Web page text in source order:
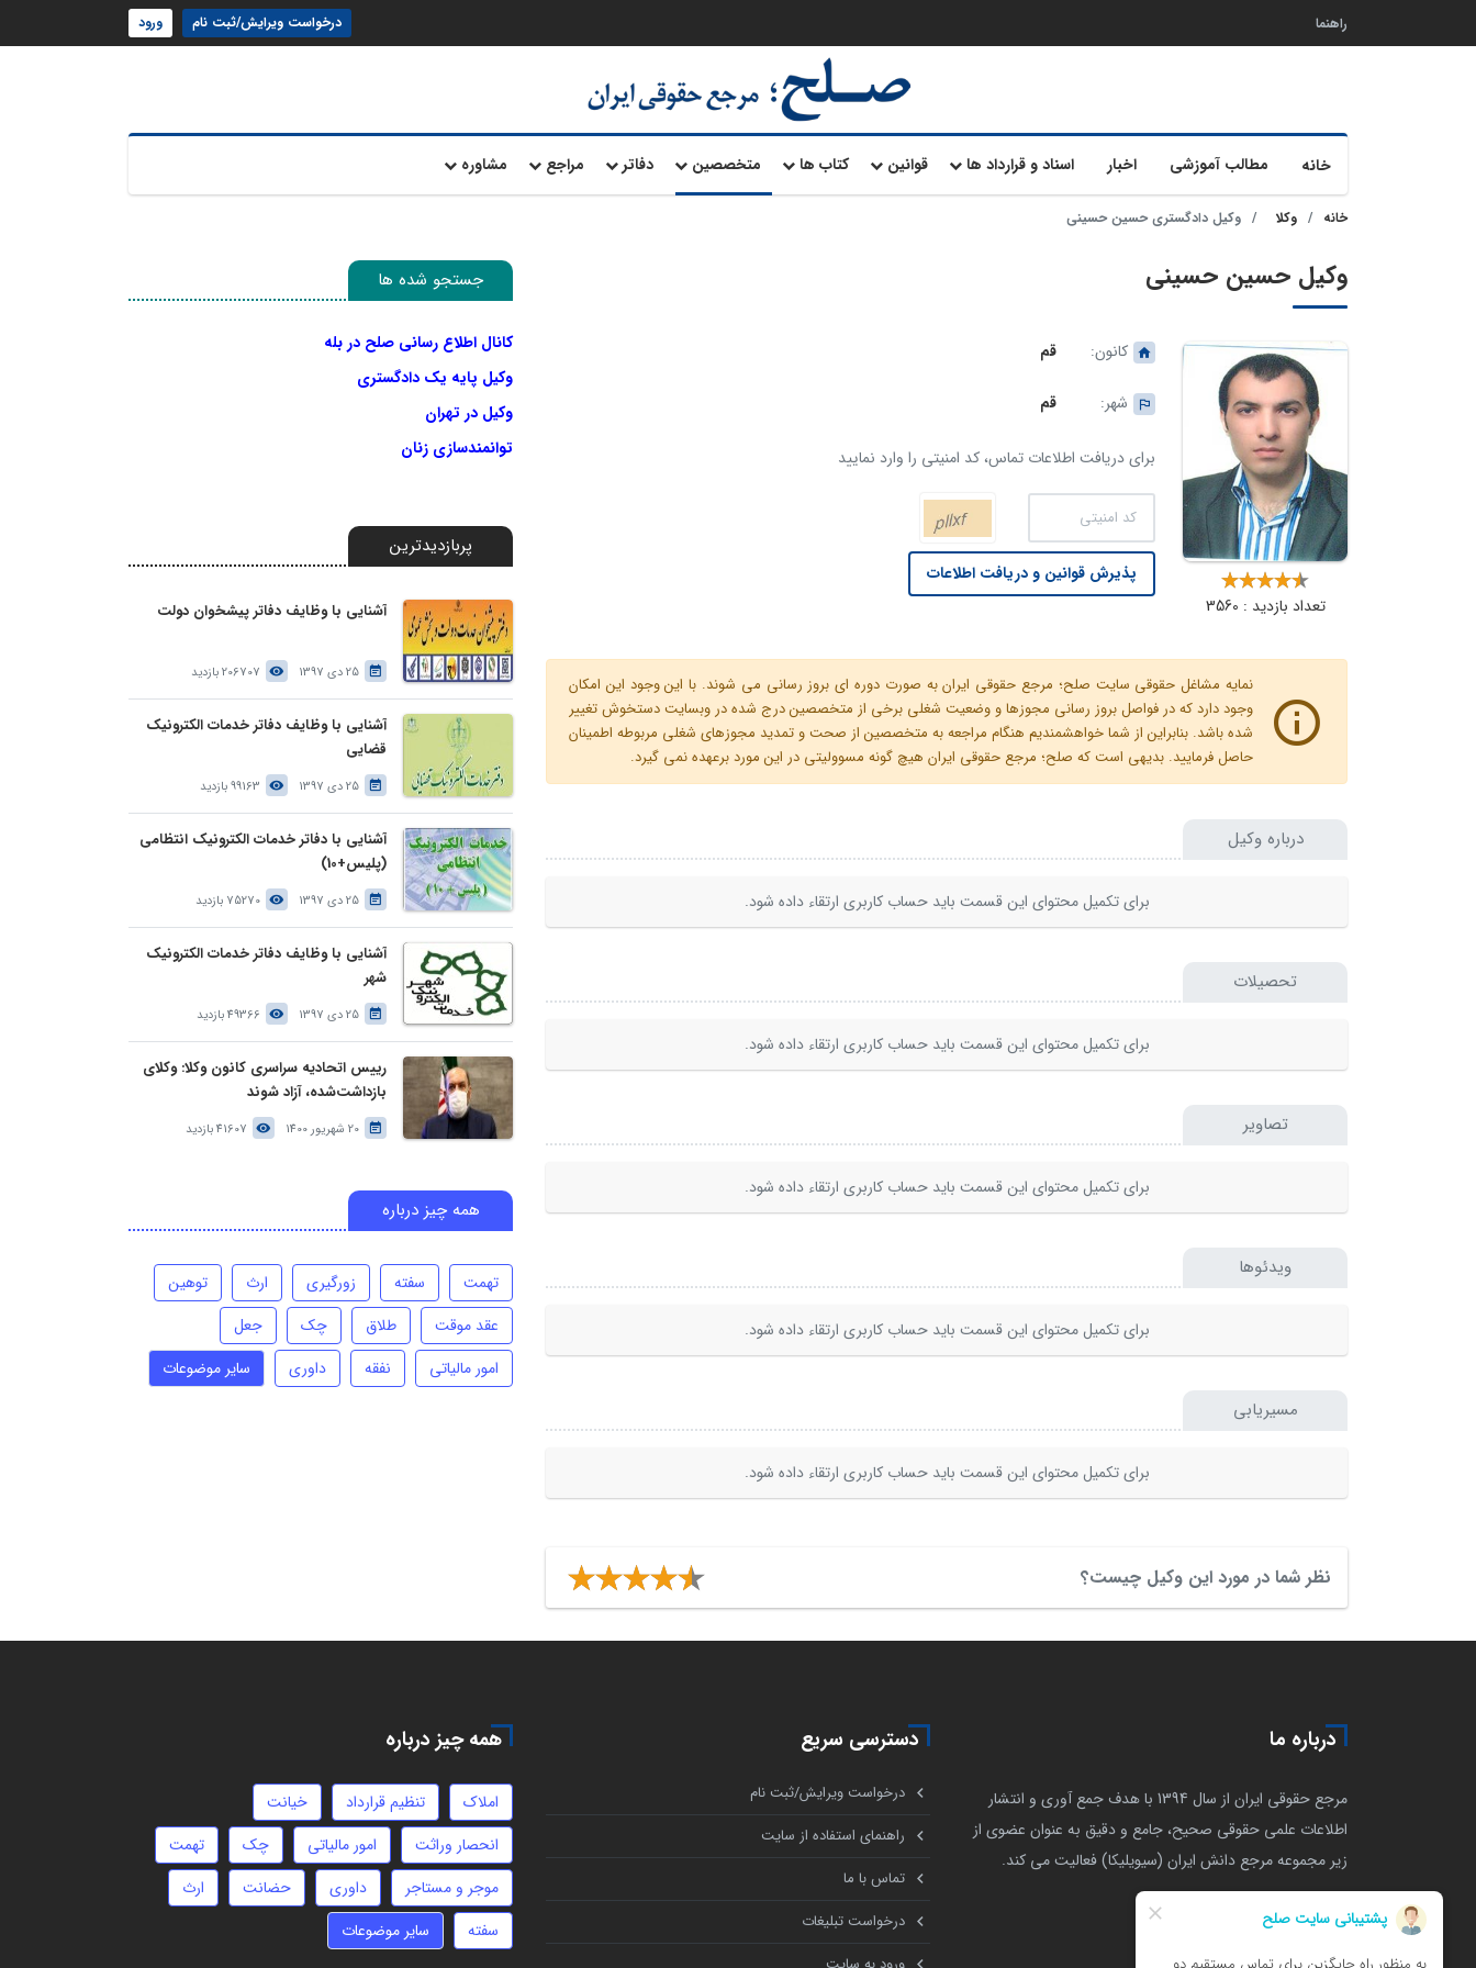
راهنما درخواست ویرایش/ثبت نام ورود
خانه مطالب آموزشی اخبار اسناد و قرارداد ها قوانین کتاب ها متخصصین دفاتر مراجع مشاوره
خانه وکلا وکیل دادگستری حسین حسینی
وکیل حسین حسینی
تعداد بازدید : 3560
کانون: قم
شهر: قم
برای دریافت اطلاعات تماس، کد امنیتی را وارد نمایید
پذیرش قوانین و دریافت اطلاعات
نمایه مشاغل حقوقی سایت صلح؛ مرجع حقوقی ایران به صورت دوره ای بروز رسانی می شوند. با این وجود این امکان
وجود دارد که در فواصل بروز رسانی مجوزها و وضعیت شغلی برخی از متخصصین درج شده در وبسایت دستخوش تغییر
شده باشد. بنابراین از شما خواهشمندیم هنگام مراجعه به متخصصین از صحت و تمدید مجوزهای شغلی مربوطه اطمینان
حاصل فرمایید. بدیهی است که صلح؛ مرجع حقوقی ایران هیچ گونه مسوولیتی در این مورد برعهده نمی گیرد.
درباره وکیل
برای تکمیل محتوای این قسمت باید حساب کاربری ارتقاء داده شود.
تحصیلات
برای تکمیل محتوای این قسمت باید حساب کاربری ارتقاء داده شود.
تصاویر
برای تکمیل محتوای این قسمت باید حساب کاربری ارتقاء داده شود.
ویدئوها
برای تکمیل محتوای این قسمت باید حساب کاربری ارتقاء داده شود.
مسیریابی
برای تکمیل محتوای این قسمت باید حساب کاربری ارتقاء داده شود.
نظر شما در مورد این وکیل چیست؟
جستجو شده ها
کانال اطلاع رسانی صلح در بله
وکیل پایه یک دادگستری
وکیل در تهران
توانمندسازی زنان
پربازدیدترین
آشنایی با وظایف دفاتر پیشخوان دولت
25 دی 1397 206707 بازدید
آشنایی با وظایف دفاتر خدمات الکترونیک
قضایی
25 دی 1397 99163 بازدید
آشنایی با دفاتر خدمات الکترونیک انتظامی
(پلیس+10)
25 دی 1397 75270 بازدید
آشنایی با وظایف دفاتر خدمات الکترونیک
شهر
25 دی 1397 49366 بازدید
رییس اتحادیه سراسری کانون وکلا: وکلای
بازداشت‌شده، آزاد شوند
20 شهریور 1400 41607 بازدید
همه چیز درباره
تهمت سفته زورگیری ارث
توهین
عقد موقت
طلاق چک
جعل
امور مالیاتی
نفقه داوری سایر موضوعات
درباره ما
مرجع حقوقی ایران از سال 1394 با هدف جمع آوری و انتشار
اطلاعات علمی حقوقی صحیح، جامع و دقیق به عنوان عضوی از
زیر مجموعه مرجع دانش ایران (سیویلیکا) فعالیت می کند.
دسترسی سریع
درخواست ویرایش/ثبت نام
راهنمای استفاده از سایت
تماس با ما
درخواست تبلیغات
همه چیز درباره
املاک تنظیم قرارداد
خیانت
انحصار وراثت
امور مالیاتی چک
تهمت
موجر و مستاجر
داوری حضانت
ارث
سفته
سایر موضوعات